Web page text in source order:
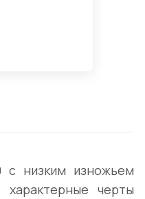
с низким изножьем
черты